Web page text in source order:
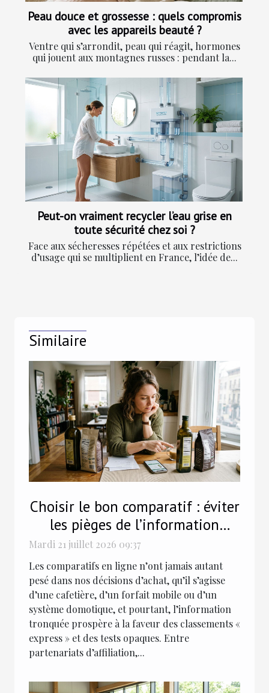
Peau douce et grossesse : quels compromis
avec les appareils beauté ?
Ventre qui s’arrondit, peau qui réagit, hormones
qui jouent aux montagnes russes : pendant la...
Peut-on vraiment recycler l’eau grise en
toute sécurité chez soi ?
Face aux sécheresses répétées et aux restrictions
d’usage qui se multiplient en France, l’idée de...
Similaire
Choisir le bon comparatif : éviter
les pièges de l’information
tronquée
Mardi 21 juillet 2026 09:37
Les comparatifs en ligne n’ont jamais autant
pesé dans nos décisions d’achat, qu’il s’agisse
d’une cafetière, d’un forfait mobile ou d’un
système domotique, et pourtant, l’information
tronquée prospère à la faveur des classements «
express » et des tests opaques. Entre
partenariats d’affiliation,...